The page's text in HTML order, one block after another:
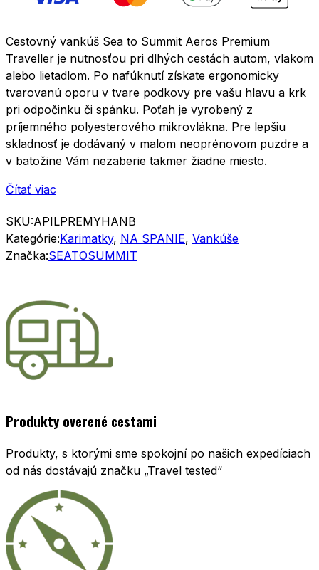
Cestovný vankúš Sea to Summit Aeros Premium
Traveller je nutnosťou pri dlhých cestách autom, vlakom
alebo lietadlom. Po nafúknutí získate ergonomicky
tvarovanú oporu v tvare podkovy pre vašu hlavu a krk
pri odpočinku či spánku. Poťah je vyrobený z
príjemného polyesterového mikrovlákna. Pre lepšiu
skladnosť je dodávaný v malom neoprénovom puzdre a
v batožine Vám nezaberie takmer žiadne miesto.
Čítať viac
SKU:APILPREMYHANB
Kategórie:Karimatky, NA SPANIE, Vankúše
Značka:SEATOSUMMIT
Produkty overené cestami
Produkty, s ktorými sme spokojní po našich expedíciach
od nás dostávajú značku „Travel tested“